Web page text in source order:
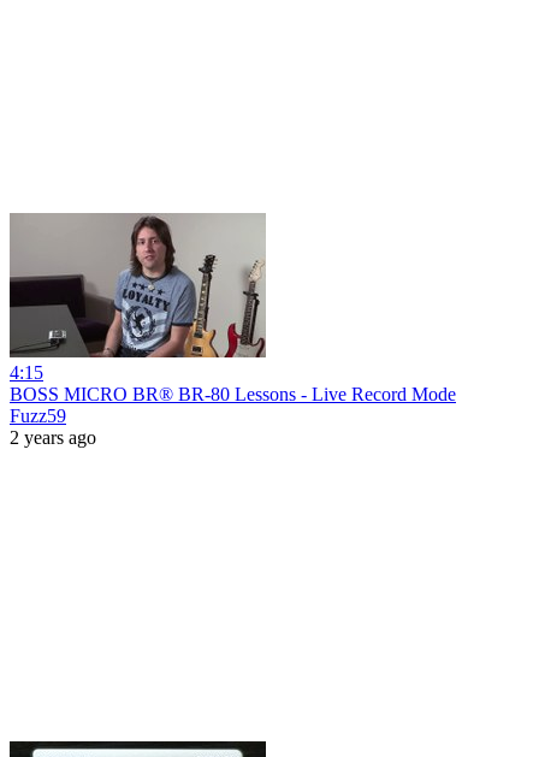
4:15
BOSS MICRO BR® BR-80 Lessons - Live Record Mode
Fuzz59
2 years ago